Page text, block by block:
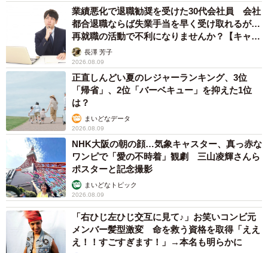
■ひなままさん Twitter @ hahihiphga
業績悪化で退職勧奨を受けた30代会社員 会社
都合退職ならば失業手当を早く受け取れるが…
再就職の活動で不利になりませんか？【キャリ
アカウンセラーが解説】
長澤 芳子
2026.08.09
正直しんどい夏のレジャーランキング、3位
「帰省」、2位「バーベキュー」を抑えた1位
は？
まいどなデータ
2026.08.09
NHK大阪の朝の顔…気象キャスター、真っ赤な
ワンピで「愛の不時着」観劇 三山凌輝さんら
ポスターと記念撮影
まいどなトピック
2026.08.09
「右ひじ左ひじ交互に見て♪」お笑いコンビ元
メンバー髪型激変 命を救う資格を取得「ええ
え！！すごすぎます！」→本名も明らかに